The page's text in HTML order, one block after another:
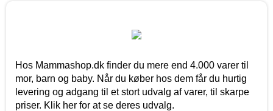
Hos Mammashop.dk finder du mere end 4.000 varer til
mor, barn og baby. Når du køber hos dem får du hurtig
levering og adgang til et stort udvalg af varer, til skarpe
priser. Klik her for at se deres udvalg.